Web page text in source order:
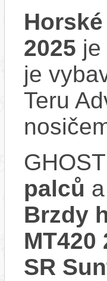
2025 je
je
Teru
palců a
Brzdy
MT420
SR